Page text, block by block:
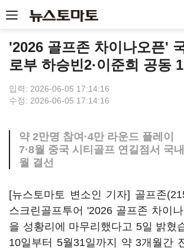
'2026 골프존 차이나오픈'
로부 하승빈2·이준희 공동 1
입력: 2026-06-05 17:14:16
수정: 2026-06-05 17:14:16
약 2만명 참여·4만 라운드 플레이
7·8월 중국 시티골프 연길점서 국
월 결선
[뉴스토마토 변소인 기자] 골프존
스크린골프투어 '2026 골프존 차이
을 성황리에 마무리했다고 5일 밝혔
10일부터 5월31일까지 약 3개월간